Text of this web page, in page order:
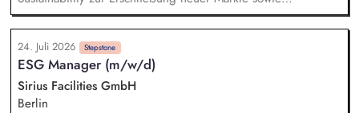
Netzwerken, Akquisition von Aufträgen, Neukunden und
Projekten.
Entwicklung von Geschäftsmodellen. Dabei arbeitest du eng
mit einem bestehenden Team zusammen und entwickelst
dieses gemeinsam mit erfahrenen Projektleiter*innen weiter.
Zu Deinen Aufgaben gehören vor allem:
Strategieentwicklung, Trendanalysen, Partnermanagement
sowie Akquisition von Aufträgen, Neukunden und Projekten.
24. Juli 2026 Stepstone
ESG Manager (m/w/d)
Sirius Facilities GmbH
Berlin